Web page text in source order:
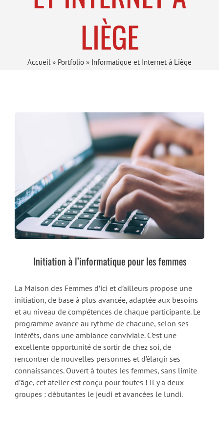
LIÈGE
Accueil » Portfolio » Informatique et Internet à Liège
Initiation à l’informatique pour les femmes
La Maison des Femmes d’ici et d’ailleurs propose une
initiation, de base à plus avancée, adaptée aux besoins
et au niveau de compétences de chaque participante. Le
programme avance au rythme de chacune, selon ses
intérêts, dans une ambiance conviviale. C’est une
excellente opportunité de sortir de chez soi, de
rencontrer de nouvelles personnes et d’élargir ses
connaissances. Ouvert à toutes les femmes, sans limite
d’âge, cet atelier est conçu pour toutes ! Il y a deux
groupes : débutantes le jeudi et avancées le lundi.